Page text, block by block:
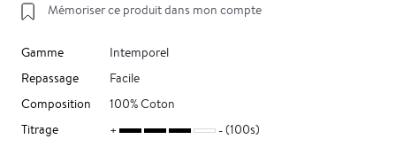
Mémoriser ce produit dans mon compte
Gamme
Intemporel
Repassage
Facile
Composition
100% Coton
Titrage
(100s)